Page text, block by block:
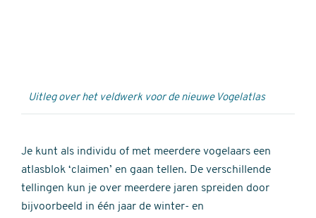
Uitleg over het veldwerk voor de nieuwe Vogelatlas
Je kunt als individu of met meerdere vogelaars een
atlasblok ‘claimen’ en gaan tellen. De verschillende
tellingen kun je over meerdere jaren spreiden door
bijvoorbeeld in één jaar de winter- en